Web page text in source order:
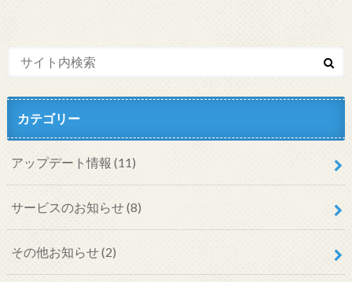
カテゴリー
アップデート情報 (11)
サービスのお知らせ(8)
その他お知らせ(2)